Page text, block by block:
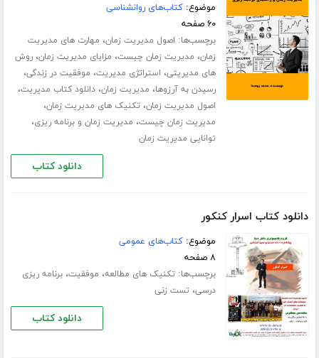
موضوع:کتاب‌های روانشناسی
۶۰ صفحه
برچسب‌ها: اصول مدیریت زمان، مهارت های مدیریت
زمان، مدیریت زمان چیست، مزایای مدیریت زمان،روش
های مدیریتی، استراتژی مدیریت، موفقیت در زندگی،
رسیدن به آرزوها، مدیریت زمان،دانلود کتاب مدیریت،
اصول مدیریت زمان، تکنیک های مدیریت زمان،
مدیریت زمان چیست، مدیریت زمان و برنامه ریزی،
توانایی مدیریت زمان
دانلود کتاب
دانلود کتاب اسرار کنکور
موضوع:کتاب‌های عمومی
۸ صفحه
برچسب‌ها: تکنیک های مطالعه، موفقیت،برنامه ریزی
درسی، تست زنی
دانلود کتاب